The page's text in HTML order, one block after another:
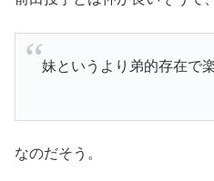
妹というより弟的存在で
なのだそう。